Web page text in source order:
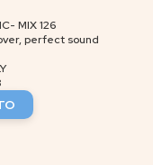
MIX 126
perfect sound